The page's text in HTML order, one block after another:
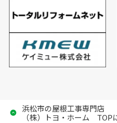
浜松市の屋根工事専門店
（株）トヨ・ホーム TOP